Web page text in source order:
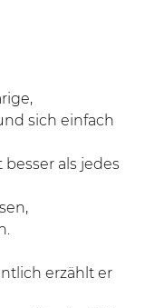
sich einfach
als jedes
erzählt er